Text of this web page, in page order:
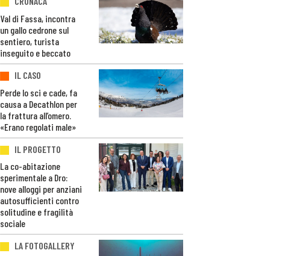
Val di Fassa, incontra
un gallo cedrone sul
sentiero, turista
inseguito e beccato
IL CASO
Perde lo sci e cade, fa
causa a Decathlon per
la frattura all’omero.
«Erano regolati male»
IL PROGETTO
La co-abitazione
sperimentale a Dro:
nove alloggi per anziani
autosufficienti contro
solitudine e fragilità
sociale
LA FOTOGALLERY